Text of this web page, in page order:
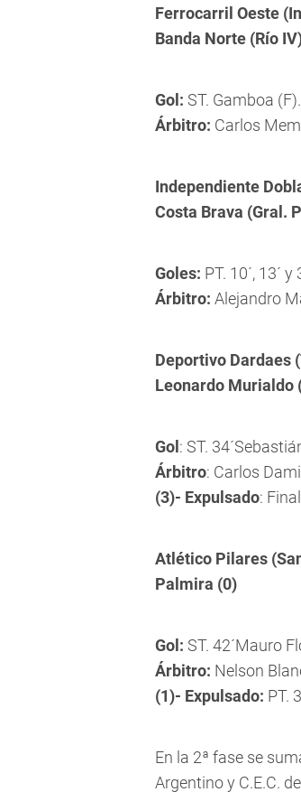
Ferrocarril Oeste
Banda Norte (Río
Gol: ST. Gamboa (F).
Árbitro: Carlos
Independiente
Costa Brava (Gral.
Goles: PT. 10´, 13´
Árbitro: Alejandro
Deportivo Dardaes
Leonardo Murialdo
Gol : ST.
Árbitro: Carlos
(3)- Expulsado:
Atlético Pilares
Palmira (0)
Gol: ST. 42´Mauro
Árbitro: Nelson
(1)- Expulsado: PT.
En la 2ª fase se
Argentino y C.E.C.